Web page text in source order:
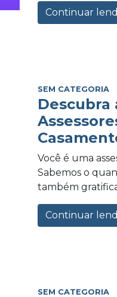
Continuar
SEM CATEGORIA
Descubra
Você é uma
Sabemos o
também
Continuar
SEM CATEGORIA